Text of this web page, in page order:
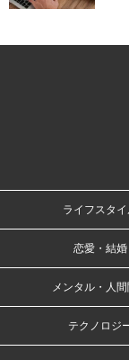
ライフスタイ
恋愛・結婚
メンタル・人
テクノロジ